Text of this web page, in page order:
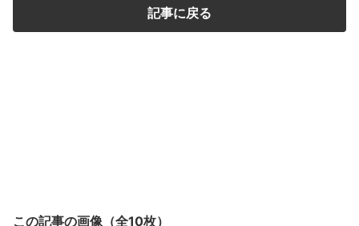
記事に戻る
この記事の画像（全10枚）